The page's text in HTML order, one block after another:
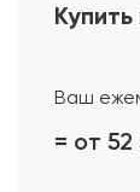
Купить
Ваш
= от 52